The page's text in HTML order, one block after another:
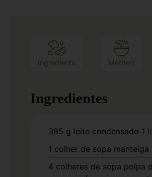
Ingredients Method
Ingredientes
395 g leite condensado 1
1 colher de sopa manteiga
4 colheres de sopa polpa